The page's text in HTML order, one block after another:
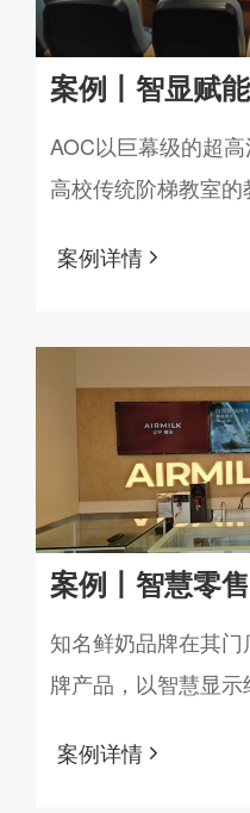
案例丨智显赋
助力国内某知
新空间
AOC以巨幕级的超
高校传统阶梯教室的
案例详情
案例丨智慧零
数字标牌助力
字门店新模式
知名鲜奶品牌在其
牌产品，以智慧显
级。
案例详情